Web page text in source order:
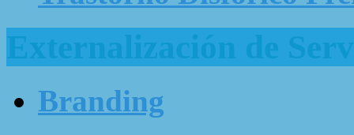
Externalización de
Branding